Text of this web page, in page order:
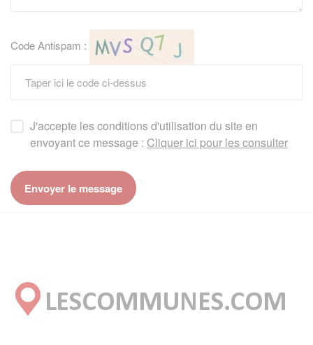
Code Antispam :
J'accepte les conditions d'utilisation du site en
envoyant ce message : Cliquer ici pour les consulter